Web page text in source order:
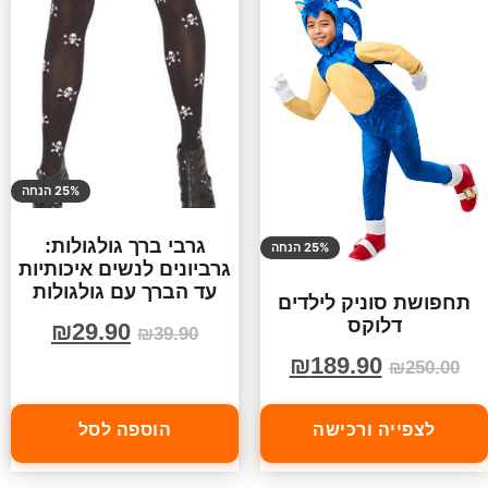
25% הנחה
תחפושת סוניק לילדים
דלוקס
₪250.00
₪189.90
לצפייה ורכישה
25% הנחה
גרבי ברך גולגולות:
גרביונים לנשים איכותיות
עד הברך עם גולגולות
₪39.90
₪29.90
הוספה לסל